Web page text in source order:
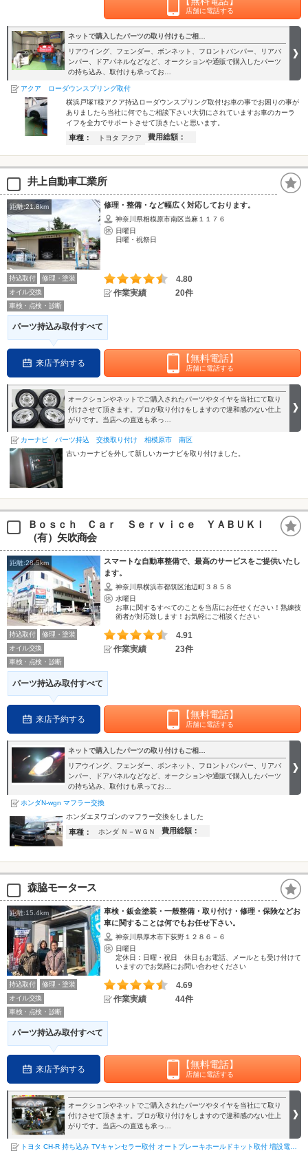
店舗に電話する
ネットで購入したパーツの取り付けもご相…
リアウイング、フェンダー、ボンネット、フロントバンパー、リアバ
ンパー、ドアパネルなどなど、オークションや通販で購入したパーツ
の持ち込み、取付けも承ってお…
アクア ローダウンスプリング取付
横浜戸塚T様アクア持込ローダウンスプリング取付!お車の事でお困りの事が
ありましたら当社に何でもご相談下さい!大切にされていますお車のカーラ
イフを全力でサポートさせて頂きたいと思います。
車種： トヨタ アクア 費用総額：
井上自動車工業所
距離:21.8km 修理・整備・など幅広く対応しております。
神奈川県相模原市南区当麻１１７６
日曜日
日曜・祝祭日
持込取付
修理・塗装
オイル交換
車検・点検・診断
4.80
作業実績
20件
パーツ持込み取付すべて
来店予約する 【無料電話】
店舗に電話する
オークションやネットでご購入されたパーツやタイヤを当社にて取り
付けさせて頂きます。プロが取り付けをしますので違和感のない仕上
がりです。当店への直送も承っ…
カーナビ パーツ持込 交換取り付け 相模原市 南区
古いカーナビを外して新しいカーナビを取り付けました。
Ｂｏｓｃｈ Ｃａｒ Ｓｅｒｖｉｃｅ ＹＡＢＵＫＩ
（有）矢吹商会
距離:28.5km
スマートな自動車整備で、最高のサービスをご提供いたし
ます。
神奈川県横浜市都筑区池辺町３８５８
水曜日
お車に関するすべてのことを当店にお任せください！熟練技
術者が対応致します！お気軽にご相談ください
持込取付
修理・塗装
オイル交換
車検・点検・診断
4.91
作業実績
23件
パーツ持込み取付すべて
来店予約する 【無料電話】
店舗に電話する
ネットで購入したパーツの取り付けもご相…
リアウイング、フェンダー、ボンネット、フロントバンパー、リアバ
ンパー、ドアパネルなどなど、オークションや通販で購入したパーツ
の持ち込み、取付けも承ってお…
ホンダN-wgn マフラー交換
ホンダエヌワゴンのマフラー交換をしました
車種： ホンダ Ｎ－ＷＧＮ 費用総額：
森脇モータース
距離:15.4km
車検・鈑金塗装・一般整備・取り付け・修理・保険などお
車に関することは何でもお任せ下さい。
神奈川県厚木市下荻野１２８６－６
日曜日
定休日：日曜・祝日 休日もお電話、メールとも受け付けて
いますのでお気軽にお問い合わせください
持込取付
修理・塗装
オイル交換
車検・点検・診断
4.69
作業実績
44件
パーツ持込み取付すべて
来店予約する 【無料電話】
店舗に電話する
オークションやネットでご購入されたパーツやタイヤを当社にて取り
付けさせて頂きます。プロが取り付けをしますので違和感のない仕上
がりです。当店への直送も承っ…